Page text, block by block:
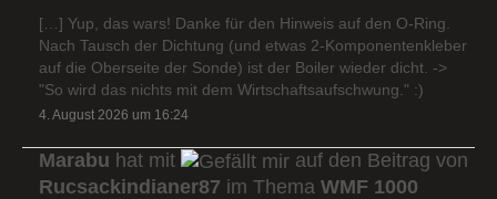
[…] Yup, das wars! Danke für den Hinweis auf den O-Ring.
Nach Tausch der Dichtung (und etwas 2-Komponentenkleber
auf die Oberseite der Sonde) ist der Boiler wieder dicht. ->
"So wird das nichts mit dem Wirtschaftsaufschwung." :)
4. August 2026 um 16:24
Marabu hat mit
auf den Beitrag von
Rucsackindianer87 im Thema WMF 1000